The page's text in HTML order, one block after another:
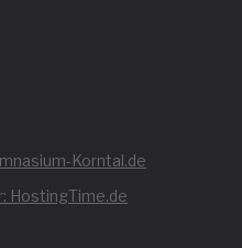
Korntal.de
HostingTime.de